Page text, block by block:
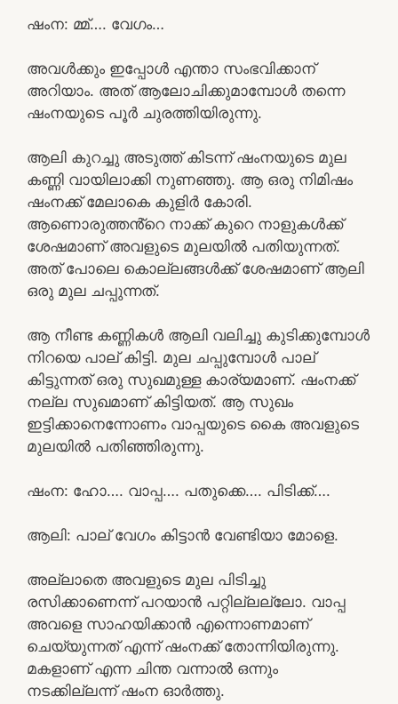
ഷംന: മ്മ്…. വേഗം…
അവൾക്കും ഇപ്പോൾ എന്താ സംഭവിക്കാന്
അറിയാം. അത് ആലോചിക്കുമാമ്പോൾ തന്നെ
ഷംനയുടെ പൂർ ചുരത്തിയിരുന്നു.
ആലി കുറച്ചു അടുത്ത് കിടന്ന് ഷംനയുടെ മുല
കണ്ണി വായിലാക്കി നുണഞ്ഞു. ആ ഒരു നിമിഷം
ഷംനക്ക് മേലാകെ കുളിർ കോരി.
ആണൊരുത്തൻ്റെ നാക്ക് കുറെ നാളുകൾക്ക്
ശേഷമാണ് അവളുടെ മുലയിൽ പതിയുന്നത്.
അത് പോലെ കൊല്ലങ്ങൾക്ക് ശേഷമാണ് ആലി
ഒരു മുല ചപ്പുന്നത്.
ആ നീണ്ട കണ്ണികൾ ആലി വലിച്ചു കുടിക്കുമ്പോൾ
നിറയെ പാല് കിട്ടി. മുല ചപ്പുമ്പോൾ പാല്
കിട്ടുന്നത് ഒരു സുഖമുള്ള കാര്യമാണ്. ഷംനക്ക്
നല്ല സുഖമാണ് കിട്ടിയത്. ആ സുഖം
ഇട്ടിക്കാനെന്നോണം വാപ്പയുടെ കൈ അവളുടെ
മുലയിൽ പതിഞ്ഞിരുന്നു.
ഷംന: ഹോ…. വാപ്പ…. പതുക്കെ…. പിടിക്ക്….
ആലി: പാല് വേഗം കിട്ടാൻ വേണ്ടിയാ മോളെ.
അല്ലാതെ അവളുടെ മുല പിടിച്ചു
രസിക്കാണെന്ന് പറയാൻ പറ്റില്ലല്ലോ. വാപ്പ
അവളെ സാഹയിക്കാൻ എന്നൊണമാണ്
ചെയ്യുന്നത് എന്ന് ഷംനക്ക് തോന്നിയിരുന്നു.
മകളാണ് എന്ന ചിന്ത വന്നാൽ ഒന്നും
നടക്കില്ലന്ന് ഷംന ഓർത്തു.